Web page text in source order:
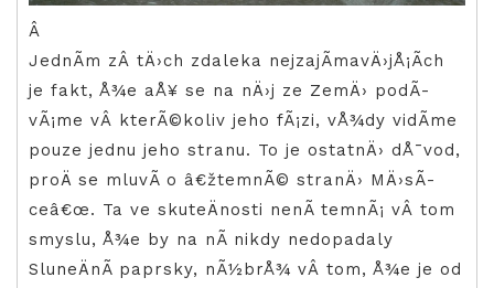
Â
JednÃ­m zÂ tÄ›ch zdaleka nejzajÃ­mavÄ›jÅ¡Ã­ch
je fakt, Å¾e aÅ¥ se na nÄ›j ze ZemÄ› podÃ­
vÃ¡me vÂ kterÃ©koliv jeho fÃ¡zi, vÅ¾dy vidÃ­me
pouze jednu jeho stranu. To je ostatnÄ› dÅ¯vod,
proÄ se mluvÃ­ o â€žtemnÃ© stranÄ› MÄ›sÃ­
ceâ€œ. Ta ve skuteÄnosti nenÃ­ temnÃ¡ vÂ tom
smyslu, Å¾e by na nÃ­ nikdy nedopadaly
SluneÄnÃ­ paprsky, nÃ½brÅ¾ vÂ tom, Å¾e je od